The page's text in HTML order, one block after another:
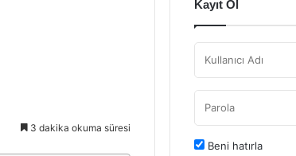
3 dakika okuma süresi
Kayıt Ol
Beni hatırla